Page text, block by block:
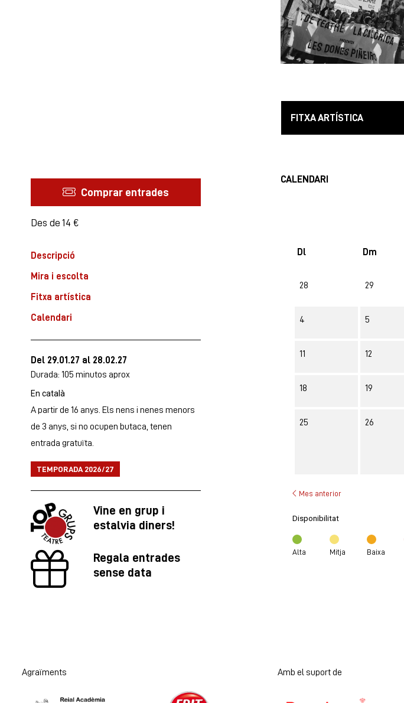
Comprar entrades
Des de Des de
14 €
Descripció
Mira i escolta
Fitxa artística
Calendari
Del 29.01.27 al 28.02.27
Durada: 105 minutos aprox
En català
A partir de 16 anys. Els nens i nenes menors
de 3 anys, si no ocupen butaca, tenen
entrada gratuïta.
TEMPORADA 2026/27
Vine en grup i
estalvia diners!
Regala entrades
sense data
FITXA ARTÍSTICA
CALENDARI
Dl Dm
28 29
4 5
11 12
18 19
25 26
Mes anterior
Disponibilitat
Alta Mitja Baixa
Agraïments Amb el suport de